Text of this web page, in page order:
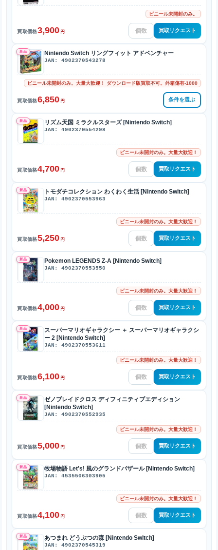
ビニール未開封のみ。
買取価格3,900 円 買取リクエスト
新品 Nintendo Switch リングフィット アドベンチャー
JAN: 4902370543278
ビニール未開封のみ。大量大歓迎！ ダウンロード版買取不可。外箱傷有-1000
買取価格6,850 円 条件を選ぶ
新品 リズム天国 ミラクルスターズ [Nintendo Switch]
JAN: 4902370554298
ビニール未開封のみ。大量大歓迎！
買取価格4,700 円 買取リクエスト
新品 トモダチコレクション わくわく生活 [Nintendo Switch]
JAN: 4902370553963
ビニール未開封のみ。大量大歓迎！
買取価格5,250 円 買取リクエスト
新品 Pokemon LEGENDS Z-A [Nintendo Switch]
JAN: 4902370553550
ビニール未開封のみ。大量大歓迎！
買取価格4,000 円 買取リクエスト
新品
スーパーマリオギャラクシー ＋ スーパーマリオギャラクシ
ー 2 [Nintendo Switch]
JAN: 4902370553611
ビニール未開封のみ。大量大歓迎！
買取価格6,100 円 買取リクエスト
新品
ゼノブレイドクロス ディフィニティブエディション
[Nintendo Switch]
JAN: 4902370552935
ビニール未開封のみ。大量大歓迎！
買取価格5,000 円 買取リクエスト
新品 牧場物語 Let's! 風のグランドバザール [Nintendo Switch]
JAN: 4535506303905
ビニール未開封のみ。大量大歓迎！
買取価格4,100 円 買取リクエスト
新品 あつまれ どうぶつの森 [Nintendo Switch]
JAN: 4902370545319